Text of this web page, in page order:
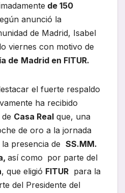
de 150
anunció la
de Madrid, Isabel
viernes con motivo de
de Madrid en FITUR.
el fuerte respaldo
ha recibido
Casa Real que, una
de oro a la jornada
presencia de SS.MM.
así como por parte del
, que eligió FITUR para la
del Presidente del